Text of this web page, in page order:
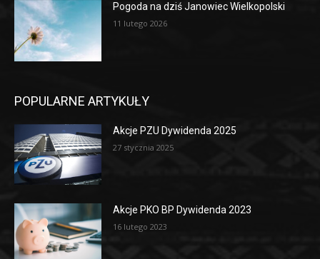
Pogoda na dziś Janowiec Wielkopolski
11 lutego 2026
POPULARNE ARTYKUŁY
Akcje PZU Dywidenda 2025
27 stycznia 2025
Akcje PKO BP Dywidenda 2023
16 lutego 2023